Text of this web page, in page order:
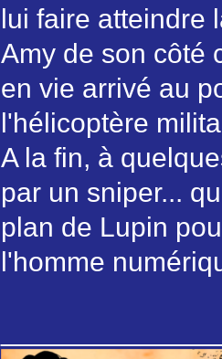
lui faire atteindre
Amy de son côté
en vie arrivé au
l'hélicoptère
A la fin, à
par un sniper...
plan de Lupin
l'homme